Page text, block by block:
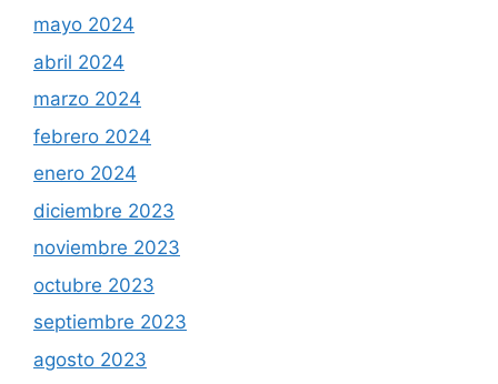
mayo 2024
abril 2024
marzo 2024
febrero 2024
enero 2024
diciembre 2023
noviembre 2023
octubre 2023
septiembre 2023
agosto 2023